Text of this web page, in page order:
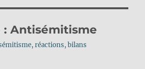
:Antisémitisme
réactions, bilans